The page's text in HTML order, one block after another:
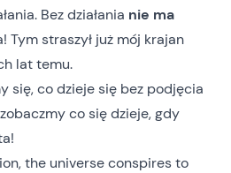
Bez działania nie ma
Tym straszył już mój krajan
lat temu.
się, co dzieje się bez podjęcia
co się dzieje, gdy
the universe conspires to